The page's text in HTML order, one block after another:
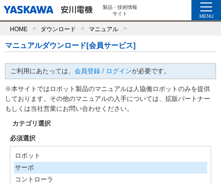
製品・技術情報
サイト
MENU
HOME ダウンロード マニュアル
マニュアルダウンロード[会員サービス]
ご利用にあたっては、 会員登録 / ログインが必要です。
※本サイトではロボット製品のマニュアルは人協働ロボットのみを提供
しております。その他のマニュアルの入手については、拡販パートナー
もしくは当社営業にお問い合わせください。
カテゴリ選択
必須選択
ロボット
サーボ
コントローラ